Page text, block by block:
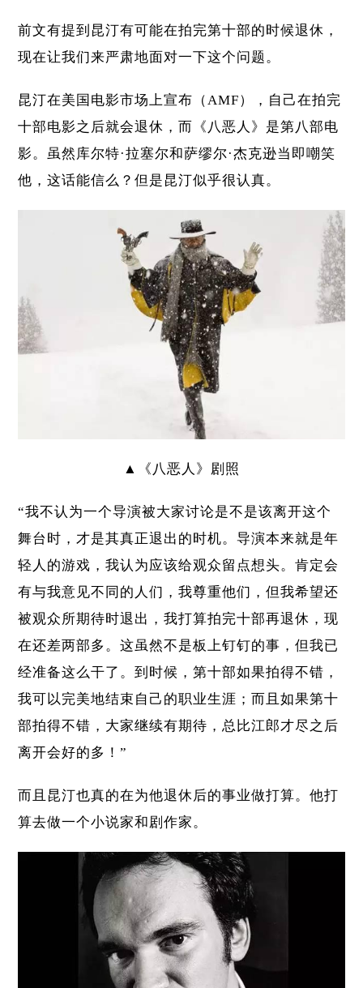
前文有提到昆汀有可能在拍完第十部的时候退休，
现在让我们来严肃地面对一下这个问题。
昆汀在美国电影市场上宣布（AMF），自己在拍完
十部电影之后就会退休，而《八恶人》是第八部电
影。虽然库尔特·拉塞尔和萨缪尔·杰克逊当即嘲笑
他，这话能信么？但是昆汀似乎很认真。
▲《八恶人》剧照
“我不认为一个导演被大家讨论是不是该离开这个
舞台时，才是其真正退出的时机。导演本来就是年
轻人的游戏，我认为应该给观众留点想头。肯定会
有与我意见不同的人们，我尊重他们，但我希望还
被观众所期待时退出，我打算拍完十部再退休，现
在还差两部多。这虽然不是板上钉钉的事，但我已
经准备这么干了。到时候，第十部如果拍得不错，
我可以完美地结束自己的职业生涯；而且如果第十
部拍得不错，大家继续有期待，总比江郎才尽之后
离开会好的多！”
而且昆汀也真的在为他退休后的事业做打算。他打
算去做一个小说家和剧作家。